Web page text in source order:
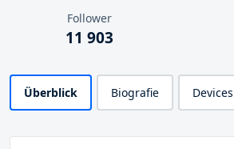
Follower
11 903
Überblick Biografie Devices